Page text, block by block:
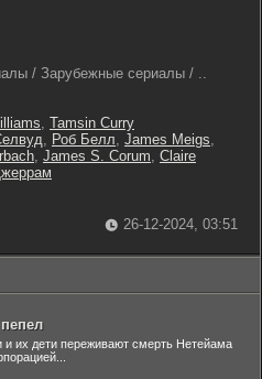
/ Зарубежные сериалы / ..
, Tamsin Curry
, Роб Белл, James Meigs,
, James S. Corum, Claire
26-12-2024, 03:51
и их дети переживают смерть Нетейама